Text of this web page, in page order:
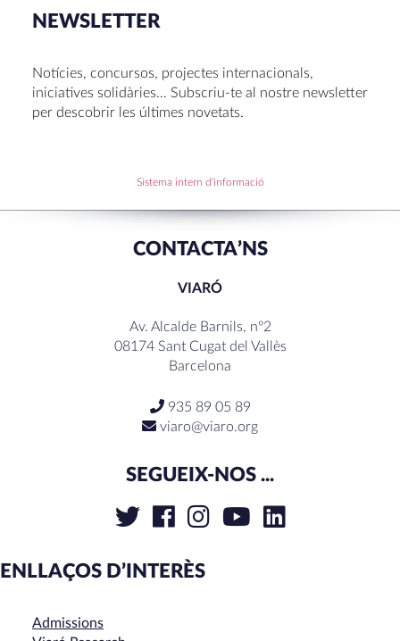
NEWSLETTER
Notícies, concursos, projectes internacionals,
iniciatives solidàries… Subscriu-te al nostre newsletter
per descobrir les últimes novetats.
Sistema intern d'informació
CONTACTA’NS
VIARÓ
Av. Alcalde Barnils, nº2
08174 Sant Cugat del Vallès
Barcelona
935 89 05 89
viaro@viaro.org
SEGUEIX-NOS ...
ENLLAÇOS D’INTERÈS
Admissions